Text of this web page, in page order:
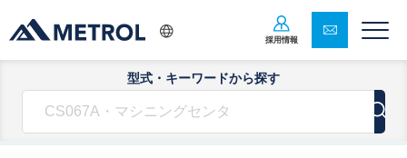
採用情報
型式・キーワードから探す